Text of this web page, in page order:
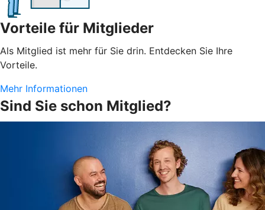
Vorteile für Mitglieder
Als Mitglied ist mehr für Sie drin. Entdecken Sie Ihre
Vorteile.
Mehr Informationen
Sind Sie schon Mitglied?